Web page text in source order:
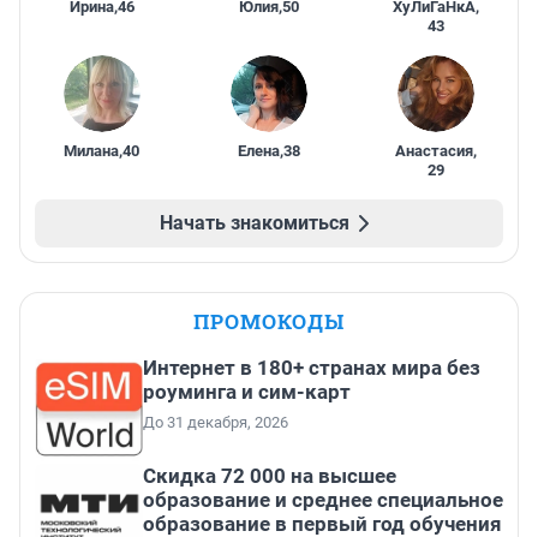
Ирина,46 Юлия,50 ХуЛиГаНкА,
43
Милана,40 Елена,38 Анастасия,
29
Начать знакомиться
ПРОМОКОДЫ
Интернет в 180+ странах мира без
роуминга и сим-карт
До 31 декабря, 2026
Скидка 72 000 на высшее
образование и среднее специальное
образование в первый год обучения